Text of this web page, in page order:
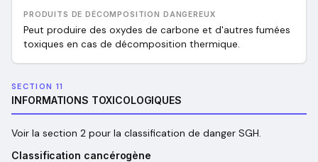
PRODUITS DE DÉCOMPOSITION DANGEREUX
Peut produire des oxydes de carbone et d'autres fumées
toxiques en cas de décomposition thermique.
SECTION 11
INFORMATIONS TOXICOLOGIQUES
Voir la section 2 pour la classification de danger SGH.
Classification cancérogène